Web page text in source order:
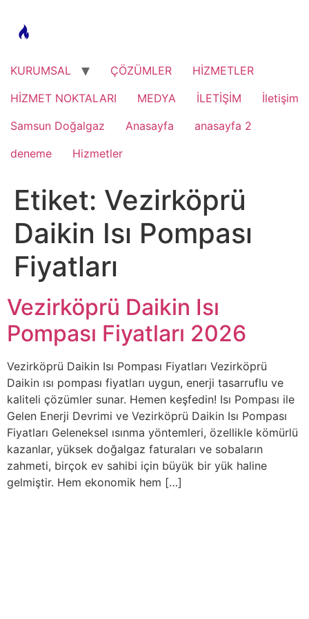
content
KURUMSAL ÇÖZÜMLER
HİZMETLER
HİZMET NOKTALARI
MEDYA İLETİŞİM
İletişim
Samsun Doğalgaz
Anasayfa
anasayfa 2
deneme
Hizmetler
Etiket: Vezirköprü
Daikin Isı Pompası
Fiyatları
Vezirköprü Daikin Isı
Pompası Fiyatları 2026
Vezirköprü Daikin Isı Pompası Fiyatları Vezirköprü
Daikin ısı pompası fiyatları uygun, enerji tasarruflu ve
kaliteli çözümler sunar. Hemen keşfedin! Isı Pompası ile
Gelen Enerji Devrimi ve Vezirköprü Daikin Isı Pompası
Fiyatları Geleneksel ısınma yöntemleri, özellikle kömürlü
kazanlar, yüksek doğalgaz faturaları ve sobaların
zahmeti, birçok ev sahibi için büyük bir yük haline
gelmiştir. Hem ekonomik hem […]